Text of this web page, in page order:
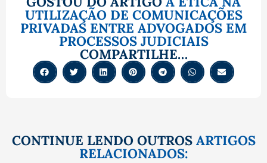
UTILIZAÇÃO DE COMUNICAÇÕES
PRIVADAS ENTRE ADVOGADOS EM
PROCESSOS JUDICIAIS
COMPARTILHE…
CONTINUE LENDO OUTROS ARTIGOS
RELACIONADOS: